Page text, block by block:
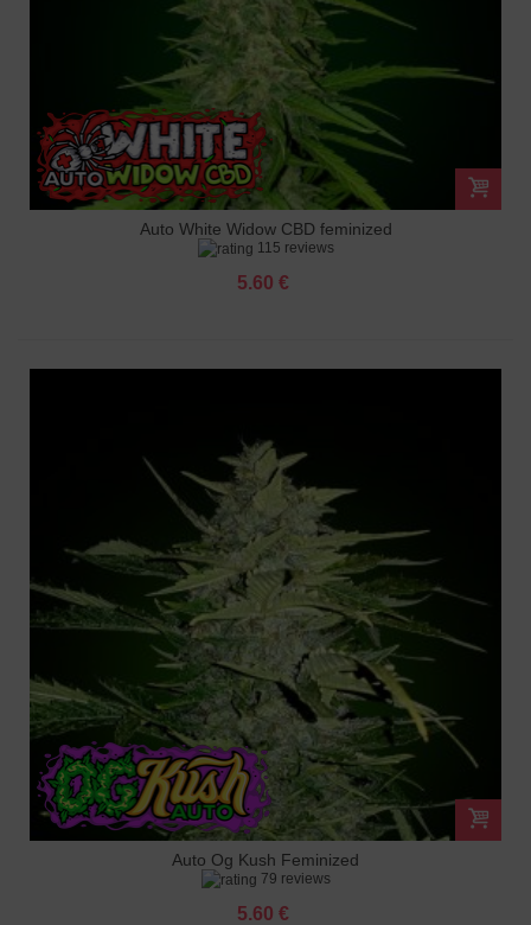
Auto White Widow CBD feminized
115 reviews
5.60 €
Auto Og Kush Feminized
79 reviews
5.60 €